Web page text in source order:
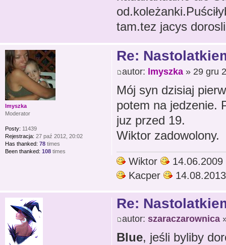
tam.tez jacys
Re:
autor: lmyszka» 29 gru
Mój syn dzisiaj
potem na jedzenie.
juz przed 19.
Wiktor zadowolony.
Wiktor
14.06.2009
Kacper
14.08.2013
lmyszka
Moderator
Posty: 11439
Rejestracja: 27 paź 2012, 20:02
Has thanked: 78 times
Been thanked: 108 times
Re:
autor: szaraczarownica
Blue, jeśli byliby